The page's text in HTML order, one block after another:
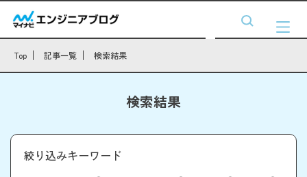
Top 記事一覧 検索結果
検索結果
絞り込みキーワード